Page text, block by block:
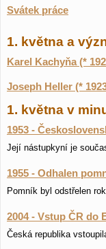
Svátek práce
1. května a
Karel Kachyňa (*
Joseph Heller (*
1. května v
1953 -
Její nástupkyní je
1955 - Odhalen
Pomník byl odstřelen
2004 - Vstup ČR do
Česká republika